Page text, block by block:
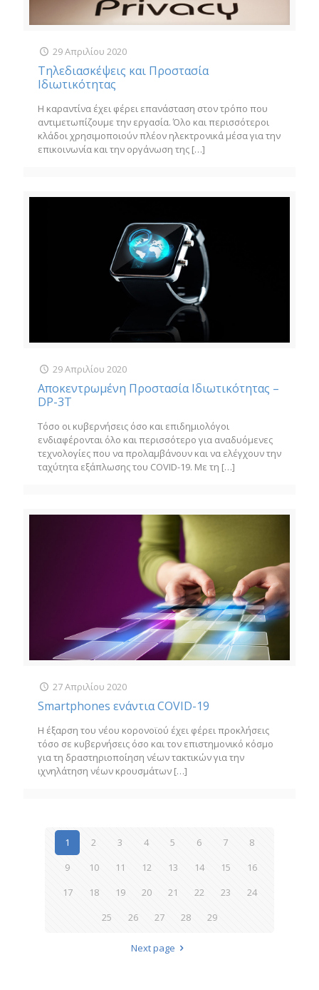
29 Απριλίου 2020
Τηλεδιασκέψεις και Προστασία
Ιδιωτικότητας
Η καραντίνα έχει φέρει επανάσταση στον τρόπο που
αντιμετωπίζουμε την εργασία. Όλο και περισσότεροι
κλάδοι χρησιμοποιούν πλέον ηλεκτρονικά μέσα για την
επικοινωνία και την οργάνωση της […]
29 Απριλίου 2020
Αποκεντρωμένη Προστασία Ιδιωτικότητας –
DP-3T
Τόσο οι κυβερνήσεις όσο και επιδημιολόγοι
ενδιαφέρονται όλο και περισσότερο για αναδυόμενες
τεχνολογίες που να προλαμβάνουν και να ελέγχουν την
ταχύτητα εξάπλωσης του COVID-19. Με τη […]
27 Απριλίου 2020
Smartphones ενάντια COVID-19
Η έξαρση του νέου κορονοϊού έχει φέρει προκλήσεις
τόσο σε κυβερνήσεις όσο και τον επιστημονικό κόσμο
για τη δραστηριοποίηση νέων τακτικών για την
ιχνηλάτηση νέων κρουσμάτων […]
1 2 3 4 5 6 7
8
9
10 11 12 13 14 15
16
17
18 19 20 21 22 23
24
25
26 27 28 29
Next page